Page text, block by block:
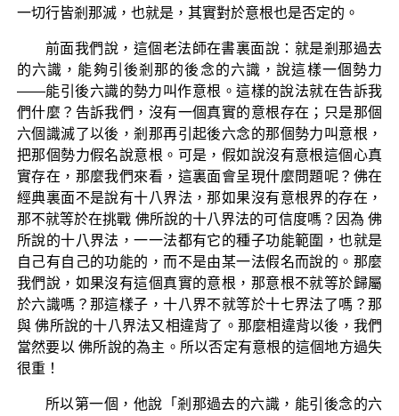
一切行皆剎那滅，也就是，其實對於意根也是否定的。
前面我們說，這個老法師在書裏面說：就是剎那過去
的六識，能夠引後剎那的後念的六識，說這樣一個勢力
——能引後六識的勢力叫作意根。這樣的說法就在告訴我
們什麼？告訴我們，沒有一個真實的意根存在；只是那個
六個識滅了以後，剎那再引起後六念的那個勢力叫意根，
把那個勢力假名說意根。可是，假如說沒有意根這個心真
實存在，那麼我們來看，這裏面會呈現什麼問題呢？佛在
經典裏面不是說有十八界法，那如果沒有意根界的存在，
那不就等於在挑戰 佛所說的十八界法的可信度嗎？因為 佛
所說的十八界法，一一法都有它的種子功能範圍，也就是
自己有自己的功能的，而不是由某一法假名而說的。那麼
我們說，如果沒有這個真實的意根，那意根不就等於歸屬
於六識嗎？那這樣子，十八界不就等於十七界法了嗎？那
與 佛所說的十八界法又相違背了。那麼相違背以後，我們
當然要以 佛所說的為主。所以否定有意根的這個地方過失
很重！
所以第一個，他說「剎那過去的六識，能引後念的六